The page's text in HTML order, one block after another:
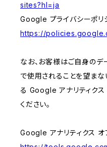
sites?hl=ja
Google プライバシーポリ
https://
なお、お客様はご自身の
で使用されることを望ま
る Google アナリティクス
ください。
Google アナリティクス オ